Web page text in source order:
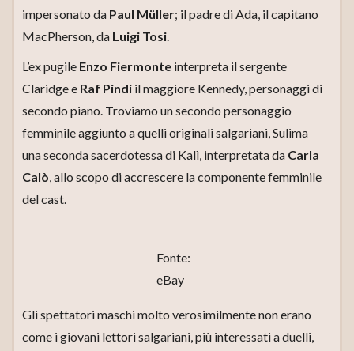
impersonato da Paul Müller; il padre di Ada, il capitano
MacPherson, da Luigi Tosi.
L’ex pugile Enzo Fiermonte interpreta il sergente
Claridge e Raf Pindi il maggiore Kennedy, personaggi di
secondo piano. Troviamo un secondo personaggio
femminile aggiunto a quelli originali salgariani, Sulima
una seconda sacerdotessa di Kalì, interpretata da Carla
Calò, allo scopo di accrescere la componente femminile
del cast.
Fonte:
eBay
Gli spettatori maschi molto verosimilmente non erano
come i giovani lettori salgariani, più interessati a duelli,